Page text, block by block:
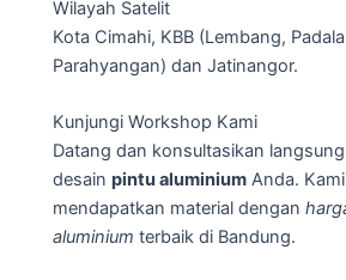
Wilayah Satelit
Kota Cimahi, KBB (Lembang,
Parahyangan) dan Jatinangor.
Kunjungi Workshop Kami
Datang dan konsultasikan
desain pintu aluminium Anda.
mendapatkan material dengan
aluminium terbaik di Bandung.